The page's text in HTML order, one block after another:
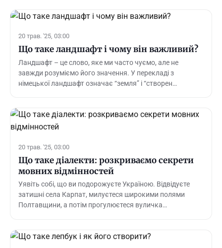
20 трав. '25, 03:00
Що таке ландшафт і чому він важливий?
Ландшафт – це слово, яке ми часто чуємо, але не
завжди розуміємо його значення. У перекладі з
німецької ландшафт означає “земля” і “створен…
20 трав. '25, 03:00
Що таке діалекти: розкриваємо секрети
мовних відмінностей
Уявіть собі, що ви подорожуєте Україною. Відвідуєте
затишні села Карпат, милуєтеся широкими полями
Полтавщини, а потім прогулюєтеся вуличка…